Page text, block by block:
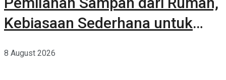
Kebiasaan Sederhana untuk
8 August 2026